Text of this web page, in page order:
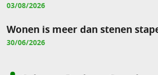
03/08/2026
Wonen is meer dan stenen
30/06/2026